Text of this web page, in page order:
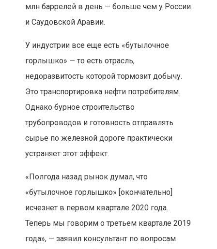
млн баррелей в день — больше чем у России
и Саудовской Аравии.
У индустрии все еще есть «бутылочное
горлышко» — то есть отрасль,
недоразвитость которой тормозит добычу.
Это транспортировка нефти потребителям.
Однако бурное строительство
трубопроводов и готовность отправлять
сырье по железной дороге практически
устраняет этот эффект.
«Полгода назад рынок думал, что
«бутылочное горлышко» [окончательно]
исчезнет в первом квартале 2020 года.
Теперь мы говорим о третьем квартале 2019
года», — заявил консультант по вопросам